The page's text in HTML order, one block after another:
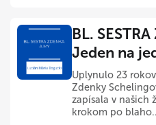
BL. SESTRA
Jeden na
Uplynulo 23
Zdenky
zapísala v našich
krokom po